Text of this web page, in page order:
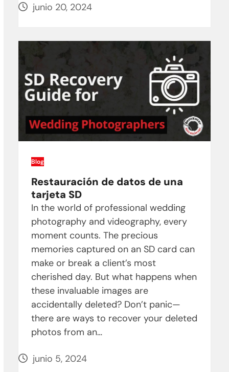
junio 20, 2024
Blog
Restauración de datos de una
tarjeta SD
In the world of professional wedding
photography and videography, every
moment counts. The precious
memories captured on an SD card can
make or break a client’s most
cherished day. But what happens when
these invaluable images are
accidentally deleted? Don’t panic—
there are ways to recover your deleted
photos from an…
junio 5, 2024